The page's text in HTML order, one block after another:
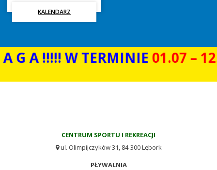
KALENDARZ
TERMINIE01.07 – 12.08.2026
CENTRUM SPORTU I REKREACJI
ul. Olimpijczyków 31, 84-300 Lębork
PŁYWALNIA